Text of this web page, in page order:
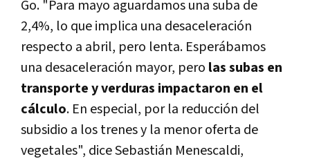
Go. "Para mayo aguardamos una suba de
2,4%, lo que implica una desaceleración
respecto a abril, pero lenta. Esperábamos
una desaceleración mayor, pero las subas en
transporte y verduras impactaron en el
cálculo. En especial, por la reducción del
subsidio a los trenes y la menor oferta de
vegetales", dice Sebastián Menescaldi,